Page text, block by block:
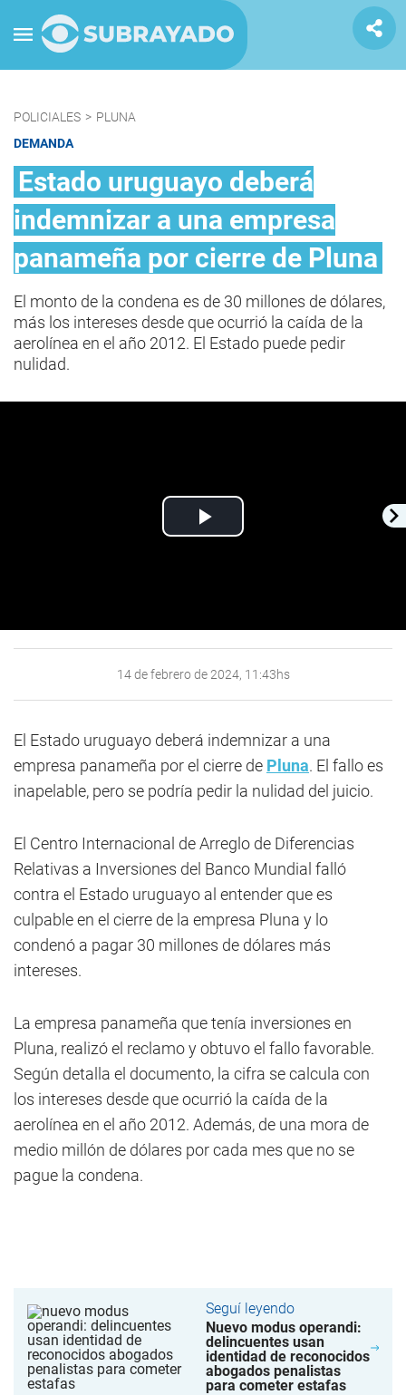
POLICIALES > PLUNA
DEMANDA
Estado uruguayo deberá
indemnizar a una empresa
panameña por cierre de Pluna
El monto de la condena es de 30 millones de dólares,
más los intereses desde que ocurrió la caída de la
aerolínea en el año 2012. El Estado puede pedir
nulidad.
Play
14 de febrero de 2024, 11:43hs
El Estado uruguayo deberá indemnizar a una
empresa panameña por el cierre de Pluna. El fallo es
inapelable, pero se podría pedir la nulidad del juicio.
El Centro Internacional de Arreglo de Diferencias
Relativas a Inversiones del Banco Mundial falló
contra el Estado uruguayo al entender que es
culpable en el cierre de la empresa Pluna y lo
condenó a pagar 30 millones de dólares más
intereses.
La empresa panameña que tenía inversiones en
Pluna, realizó el reclamo y obtuvo el fallo favorable.
Según detalla el documento, la cifra se calcula con
los intereses desde que ocurrió la caída de la
aerolínea en el año 2012. Además, de una mora de
medio millón de dólares por cada mes que no se
pague la condena.
Seguí leyendo
Nuevo modus operandi:
delincuentes usan
identidad de reconocidos
abogados penalistas
para cometer estafas